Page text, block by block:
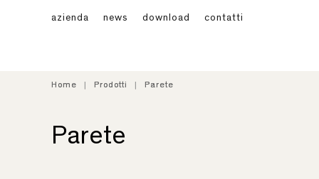
azienda news download contatti
Home Prodotti Parete
Home Prodotti Parete
Parete